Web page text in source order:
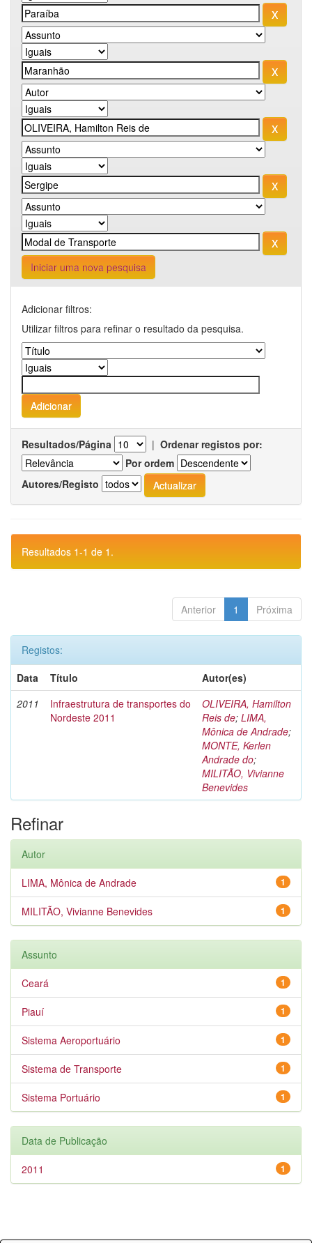
Iniciar uma nova pesquisa
Adicionar filtros:
Utilizar filtros para refinar o resultado da pesquisa.
Resultados/Página | Ordenar registos por:
Por ordem
Autores/Registo
Resultados 1-1 de 1.
Anterior 1 Próxima
Registos:
Data
Título
Autor(es)
2011
Infraestrutura de transportes do
Nordeste 2011
OLIVEIRA, Hamilton
Reis de; LIMA,
Mônica de Andrade;
MONTE, Kerlen
Andrade do;
MILITÃO, Vivianne
Benevides
Refinar
Autor
1
LIMA, Mônica de Andrade
1
MILITÃO, Vivianne Benevides
Assunto
1
Ceará
1
Piauí
1
Sistema Aeroportuário
1
Sistema de Transporte
1
Sistema Portuário
Data de Publicação
1
2011